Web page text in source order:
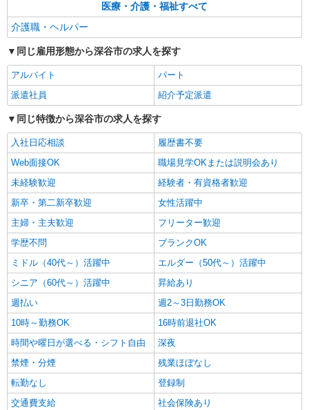
株式会社kotrio /●SI-H-2067188
＊サ高住
時給1600円〜2250円 ＜日払い有/週払い有/交
通費全支給(ガソリン代含む)＞
深谷市
キープ
派遣社員
株式会社kotrio /●SI-H-2102069
深谷駅のサ高住STAFF▼フロアの巡回や安否
時給1600円〜2250円 ＜日払い有/週払い有/交
通費全支給(ガソリン代含む)＞
深谷市 ☆来社不要＊面接なし
キープ 詳細を見る
派遣社員
株式会社トラストグロース 新宿本社 第3営業部
特別養護老人ホームでの夜専介護士
1夜勤：30600円〜36000円 ※資格や経験など
による
埼玉県深谷市
詳細を見る
医療・介護・福祉すべて
介護職・ヘルパー
同じ雇用形態から深谷市の求人を探す
アルバイト
パート
派遣社員
紹介予定派遣
同じ特徴から深谷市の求人を探す
入社日応相談
履歴書不要
Web面接OK
職場見学OKまたは説明会あり
未経験歓迎
経験者・有資格者歓迎
新卒・第二新卒歓迎
女性活躍中
主婦・主夫歓迎
フリーター歓迎
学歴不問
ブランクOK
ミドル（40代～）活躍中
エルダー（50代～）活躍中
シニア（60代～）活躍中
昇給あり
週払い
週2～3日勤務OK
10時～勤務OK
16時前退社OK
時間や曜日が選べる・シフト自由
深夜
禁煙・分煙
残業ほぼなし
転勤なし
登録制
交通費支給
社会保険あり